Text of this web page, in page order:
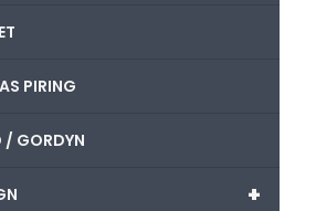
PIRING
/ GORDYN
+